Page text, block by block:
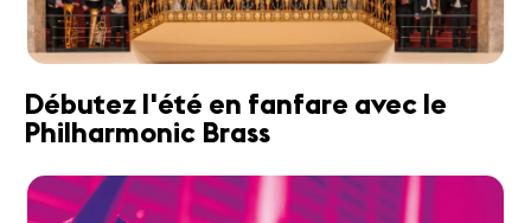
Débutez l'été en fanfare avec le
Philharmonic Brass